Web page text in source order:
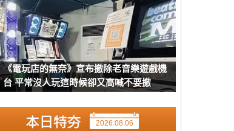
《電玩店的無奈》宣布撤除老音樂遊戲機
台 平常沒人玩這時候卻又高喊不要撤
2026.08.06